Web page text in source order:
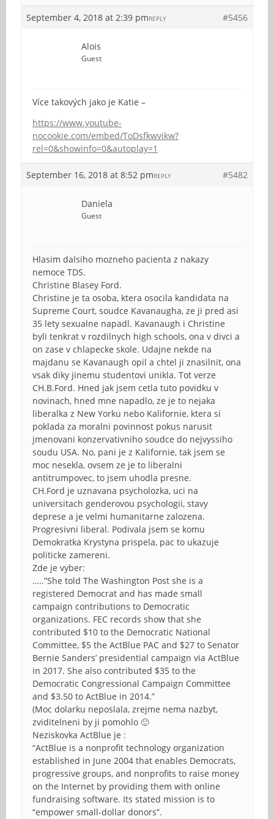
September 4, 2018 at 2:39 pm #5456
REPLY
Alois
Guest
Více takových jako je Katie –
https://www.youtube-
nocookie.com/embed/ToDsfkwvikw?
rel=0&showinfo=0&autoplay=1
September 16, 2018 at 8:52 pm #5482
REPLY
Daniela
Guest
Hlasim dalsiho mozneho pacienta z nakazy
nemoce TDS.
Christine Blasey Ford.
Christine je ta osoba, ktera osocila kandidata na
Supreme Court, soudce Kavanaugha, ze ji pred asi
35 lety sexualne napadl. Kavanaugh i Christine
byli tenkrat v rozdilnych high schools, ona v divci a
on zase v chlapecke skole. Udajne nekde na
majdanu se Kavanaugh opil a chtel ji znasilnit, ona
vsak diky jinemu studentovi unikla. Tot verze
CH.B.Ford. Hned jak jsem cetla tuto povidku v
novinach, hned mne napadlo, ze je to nejaka
liberalka z New Yorku nebo Kalifornie, ktera si
poklada za moralni povinnost pokus narusit
jmenovani konzervativniho soudce do nejvyssiho
soudu USA. No, pani je z Kalifornie, tak jsem se
moc nesekla, ovsem ze je to liberalni
antitrumpovec, to jsem uhodla presne.
CH.Ford je uznavana psycholozka, uci na
universitach genderovou psychologii, stavy
deprese a je velmi humanitarne zalozena.
Progresivni liberal. Podivala jsem se komu
Demokratka Krystyna prispela, pac to ukazuje
politicke zamereni.
Zde je vyber:
…..”She told The Washington Post she is a
registered Democrat and has made small
campaign contributions to Democratic
organizations. FEC records show that she
contributed $10 to the Democratic National
Committee, $5 the ActBlue PAC and $27 to Senator
Bernie Sanders’ presidential campaign via ActBlue
in 2017. She also contributed $35 to the
Democratic Congressional Campaign Committee
and $3.50 to ActBlue in 2014.”
(Moc dolarku neposlala, zrejme nema nazbyt,
zviditelneni by ji pomohlo 🙂
Neziskovka ActBlue je :
“ActBlue is a nonprofit technology organization
established in June 2004 that enables Democrats,
progressive groups, and nonprofits to raise money
on the Internet by providing them with online
fundraising software. Its stated mission is to
“empower small-dollar donors”.